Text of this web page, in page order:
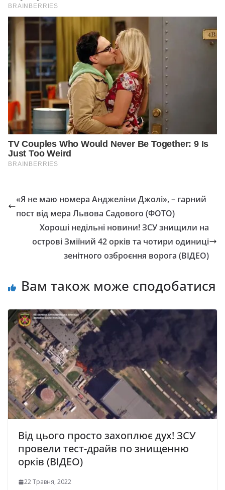
«Я не маю номера Анджеліни Джолі», – гарний
пост від мера Львова Садового (ФОТО)
Хороші недільні новини! ЗСУ знищили на
острові Зміїний 42 орків та чотири одиниці
зенітного озброєння ворога (ВІДЕО)
Вам також може сподобатися
Від цього просто захоплює дух! ЗСУ
провели тест-драйв по знищенню
орків (ВІДЕО)
22 Травня, 2022